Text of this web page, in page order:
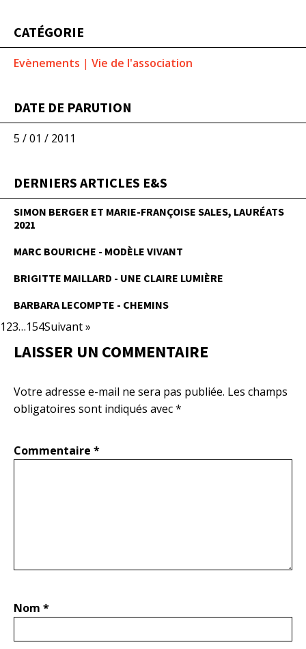
CATÉGORIE
Evènements | Vie de l'association
DATE DE PARUTION
5 / 01 / 2011
DERNIERS ARTICLES E&S
SIMON BERGER ET MARIE-FRANÇOISE SALES, LAURÉATS
2021
MARC BOURICHE - MODÈLE VIVANT
BRIGITTE MAILLARD - UNE CLAIRE LUMIÈRE
BARBARA LECOMPTE - CHEMINS
123…154Suivant »
LAISSER UN COMMENTAIRE
Votre adresse e-mail ne sera pas publiée. Les champs
obligatoires sont indiqués avec*
Commentaire *
Nom *